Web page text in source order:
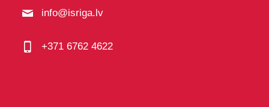
info@isriga.lv
+371 6762 4622